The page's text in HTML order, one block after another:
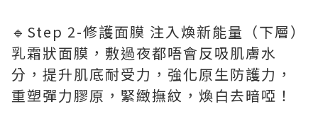
🔹Step 2-修護面膜 注入煥新能量（下層）
乳霜狀面膜，敷過夜都唔會反吸肌膚水
分，提升肌底耐受力，強化原生防護力，
重塑彈力膠原，緊緻撫紋，煥白去暗啞！